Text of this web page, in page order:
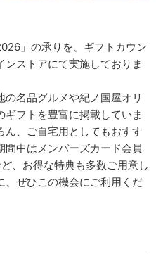
」の承りを、ギフトカウン
ストアにて実施しておりま
名品グルメや紀ノ国屋オリ
フトを豊富に掲載していま
、ご自宅用としてもおすす
中はメンバーズカード会員
、お得な特典も多数ご用意し
、ぜひこの機会にご利用くだ